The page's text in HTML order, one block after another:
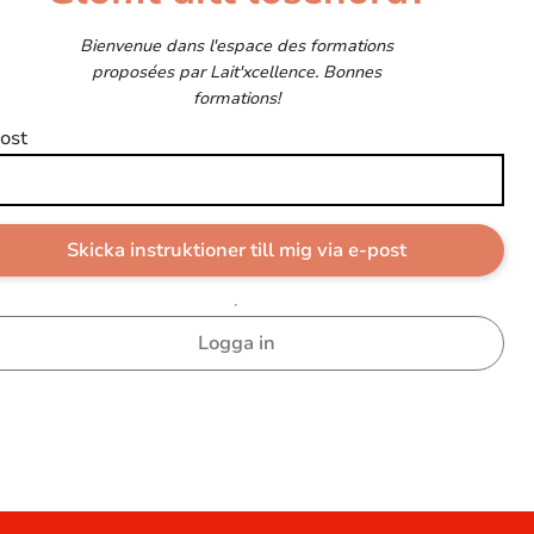
Bienvenue dans l'espace des formations
proposées par Lait'xcellence. Bonnes
formations!
Logga in